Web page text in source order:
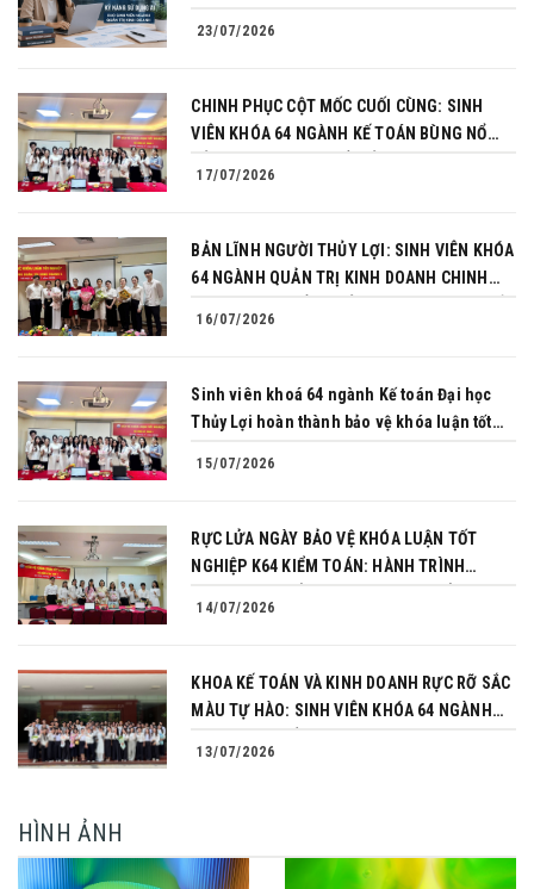
23/07/2026
CHINH PHỤC CỘT MỐC CUỐI CÙNG: SINH
VIÊN KHÓA 64 NGÀNH KẾ TOÁN BÙNG NỔ
17/07/2026
BẢN LĨNH NGƯỜI THỦY LỢI: SINH VIÊN KHÓA
64 NGÀNH QUẢN TRỊ KINH DOANH CHINH
16/07/2026
Sinh viên khoá 64 ngành Kế toán Đại học
Thủy Lợi hoàn thành bảo vệ khóa luận tốt
15/07/2026
RỰC LỬA NGÀY BẢO VỆ KHÓA LUẬN TỐT
NGHIỆP K64 KIỂM TOÁN: HÀNH TRÌNH
14/07/2026
KHOA KẾ TOÁN VÀ KINH DOANH RỰC RỠ SẮC
MÀU TỰ HÀO: SINH VIÊN KHÓA 64 NGÀNH
13/07/2026
HÌNH ẢNH